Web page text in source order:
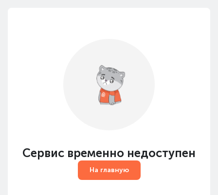
Сервис временно недоступен
На главную